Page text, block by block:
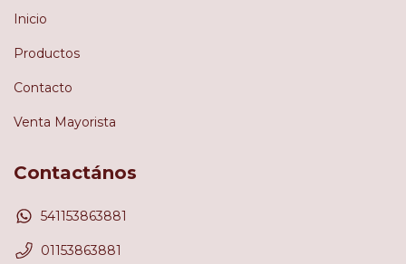
Inicio
Productos
Contacto
Venta Mayorista
Contactános
541153863881
01153863881